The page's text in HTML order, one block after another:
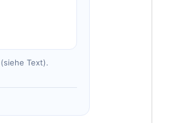
Text).